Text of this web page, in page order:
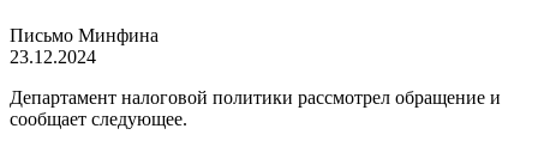
Письмо Минфина
23.12.2024
Департамент налоговой политики рассмотрел обращение и
сообщает следующее.